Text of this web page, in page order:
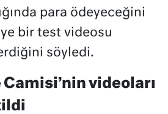
para ödeyeceğini
bir test videosu
söyledi.
videoları